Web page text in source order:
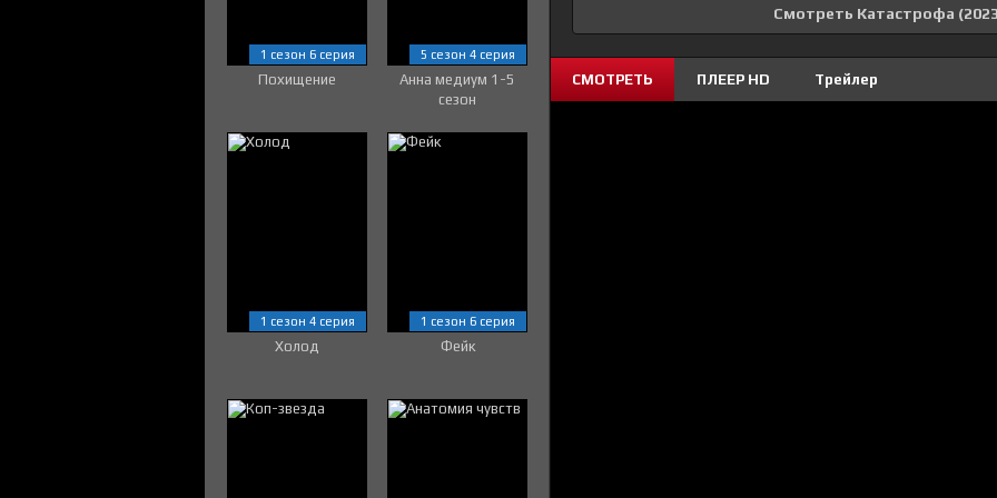
Смотреть Катастрофа
СМОТРЕТЬ ПЛЕЕР HD Трейлер
Похищение
1 сезон 6 серия
Анна медиум 1-5
сезон
5 сезон 4 серия
Холод
1 сезон 4 серия
Фейк
1 сезон 6 серия